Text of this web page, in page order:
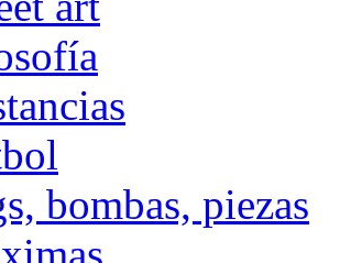
bombas, piezas